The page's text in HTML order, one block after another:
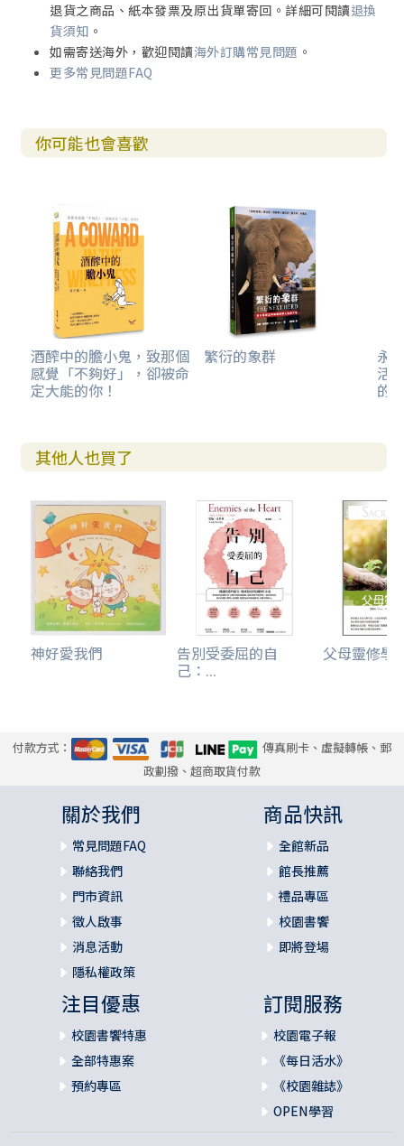
退貨之商品、紙本發票及原出貨單寄回。詳細可閱讀退換
貨須知 。
如需寄送海外，歡迎閱讀海外訂購常見問題 。
更多常見問題FAQ
你可能也會喜歡
酒醡中的膽小鬼，致那個
感覺「不夠好」，卻被命
定大能的你！
繁衍的象群 永
活
的
其他人也買了
神好愛我們 告別受委屈的自
己：...
父母靈修學
付款方式：
傳真刷卡、虛擬轉帳、郵
政劃撥、超商取貨付款
關於我們
常見問題FAQ
聯絡我們
門市資訊
徵人啟事
消息活動
隱私權政策
商品快訊
全館新品
館長推薦
禮品專區
校園書饗
即將登場
注目優惠
校園書饗特惠
全部特惠案
預約專區
訂閱服務
校園電子報
《每日活水》
《校園雜誌》
OPEN學習